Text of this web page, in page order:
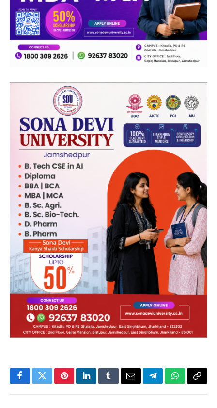
FacebookTwitterPinterestLinkedInTumblrEmailTelegramWhatsApp
Copy